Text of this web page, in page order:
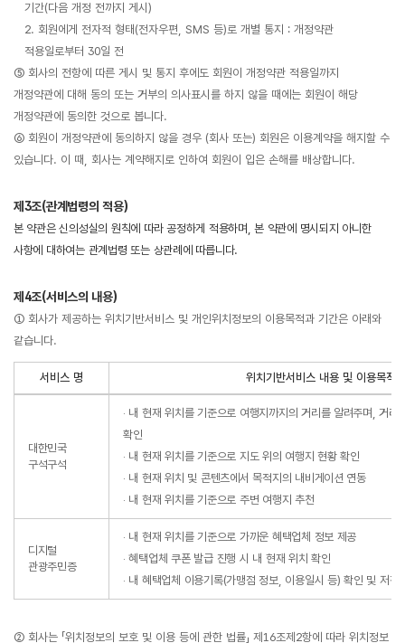
기간(다음 개정 전까지 게시)
2. 회원에게 전자적 형태(전자우편, SMS 등)로 개별 통지 : 개정약관
적용일로부터 30일 전
⑤ 회사의 전항에 따른 게시 및 통지 후에도 회원이 개정약관 적용일까지
개정약관에 대해 동의 또는 거부의 의사표시를 하지 않을 때에는 회원이 해당
개정약관에 동의한 것으로 봅니다.
⑥ 회원이 개정약관에 동의하지 않을 경우 (회사 또는) 회원은 이용계약을 해지할 수
있습니다. 이 때, 회사는 계약해지로 인하여 회원이 입은 손해를 배상합니다.
제3조(관계법령의 적용)
본 약관은 신의성실의 원칙에 따라 공정하게 적용하며, 본 약관에 명시되지 아니한
사항에 대하여는 관계법령 또는 상관례에 따릅니다.
제4조(서비스의 내용)
① 회사가 제공하는 위치기반서비스 및 개인위치정보의 이용목적과 기간은 아래와
같습니다.
서비스 명 위치기반서비스 내용 및 이용목적
대한민국
구석구석
‧ 내 현재 위치를 기준으로 여행지까지의 거리를 알려주며, 거리
확인
‧ 내 현재 위치를 기준으로 지도 위의 여행지 현황 확인
‧ 내 현재 위치 및 콘텐츠에서 목적지의 내비게이션 연동
‧ 내 현재 위치를 기준으로 주변 여행지 추천
디지털
관광주민증
‧ 내 현재 위치를 기준으로 가까운 혜택업체 정보 제공
‧ 혜택업체 쿠폰 발급 진행 시 내 현재 위치 확인
‧ 내 혜택업체 이용기록(가맹점 정보, 이용일시 등) 확인 및 저장
② 회사는 「위치정보의 보호 및 이용 등에 관한 법률」 제16조제2항에 따라 위치정보